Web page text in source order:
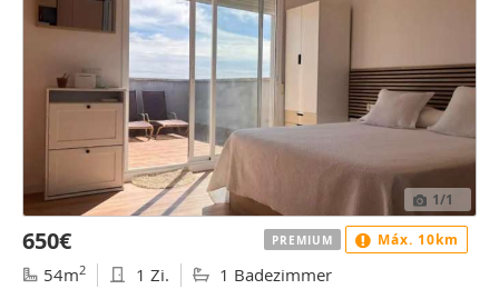
1/1
650€
54m2 1 Zi. 1 Badezimmer
PREMIUM Máx. 10km